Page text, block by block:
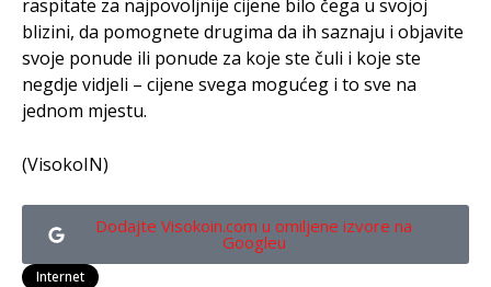
raspitate za najpovoljnije cijene bilo čega u svojoj
blizini, da pomognete drugima da ih saznaju i objavite
svoje ponude ili ponude za koje ste čuli i koje ste
negdje vidjeli – cijene svega mogućeg i to sve na
jednom mjestu.
(VisokoIN)
Dodajte Visokoin.com u omiljene izvore na
Googleu
Internet